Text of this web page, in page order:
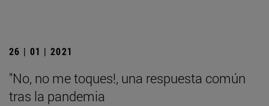
26 | 01 | 2021
"No, no me toques!, una respuesta común
tras la pandemia